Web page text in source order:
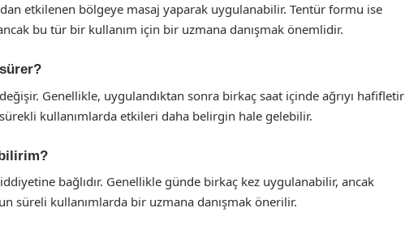
etkilenen bölgeye masaj yaparak uygulanabilir. Tentür formu ise
bu tür bir kullanım için bir uzmana danışmak önemlidir.
Genellikle, uygulandıktan sonra birkaç saat içinde ağrıyı hafifletir
kullanımlarda etkileri daha belirgin hale gelebilir.
bağlıdır. Genellikle günde birkaç kez uygulanabilir, ancak
süreli kullanımlarda bir uzmana danışmak önerilir.